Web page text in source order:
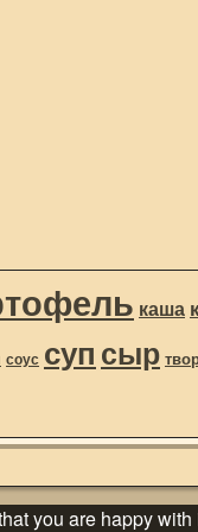
каша
соус супсыр
you are happy with